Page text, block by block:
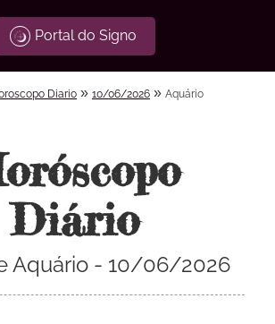
Portal do Signo
Diario » 10/06/2026 » Aquário
Diário
Aquário - 10/06/2026